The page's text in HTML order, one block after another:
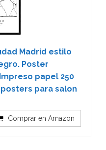
Madrid estilo
Poster
papel 250
posters para salon
Comprar en Amazon